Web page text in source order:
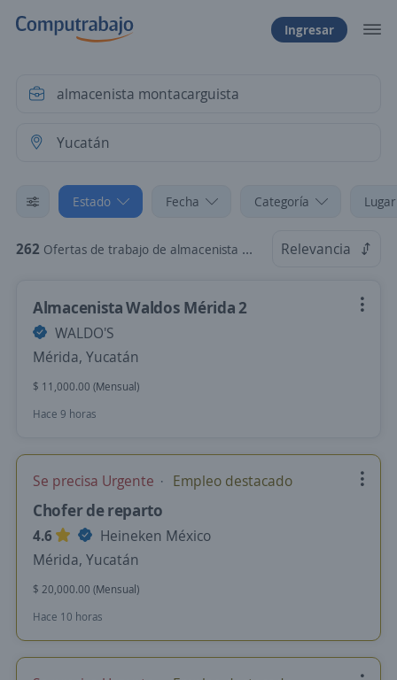
Ingresar
Estado Fecha Categoría
262 Ofertas de trabajo de almacenista montacarguista en Yucatán Relevancia
Almacenista Waldos Mérida 2
WALDO'S
Mérida, Yucatán
$ 11,000.00 (Mensual)
Hace 9 horas
Se precisa Urgente Empleo destacado
Chofer de reparto
4.6
Heineken México
Mérida, Yucatán
$ 20,000.00 (Mensual)
Hace 10 horas